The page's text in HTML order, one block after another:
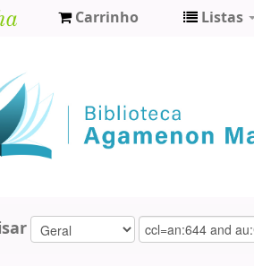
Carrinho Listas